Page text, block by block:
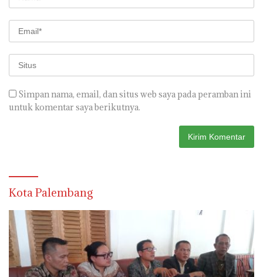
Simpan nama, email, dan situs web saya pada peramban ini
untuk komentar saya berikutnya.
Kota Palembang